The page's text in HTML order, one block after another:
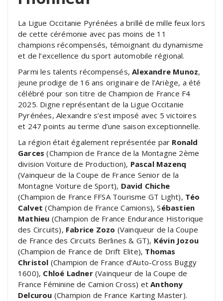
La Ligue Occitanie Pyrénées a brillé de mille feux lors
de cette cérémonie avec pas moins de 11
champions récompensés, témoignant du dynamisme
et de l’excellence du sport automobile régional.
Parmi les talents récompensés,Alexandre Munoz,
jeune prodige de 16 ans originaire de l’Ariège, a été
célébré pour son titre de Champion de France F4
2025. Digne représentant de la Ligue Occitanie
Pyrénées, Alexandre s’est imposé avec 5 victoires
et 247 points au terme d’une saison exceptionnelle.
La région était également représentée par Ronald
Garces (Champion de France de la Montagne 2ème
division Voiture de Production), Pascal Mazenq
(Vainqueur de la Coupe de France Senior de la
Montagne Voiture de Sport), David Chiche
(Champion de France FFSA Tourisme GT Light), Téo
Calvet (Champion de France Camions), Sébastien
Mathieu (Champion de France Endurance Historique
des Circuits), Fabrice Zozo (Vainqueur de la Coupe
de France des Circuits Berlines & GT), Kévin Jozou
(Champion de France de Drift Elite), Thomas
Christol (Champion de France d’Auto-Cross Buggy
1600), Chloé Ladner(Vainqueur de la Coupe de
France Féminine de Camion Cross) etAnthony
Delcurou (Champion de France Karting Master).